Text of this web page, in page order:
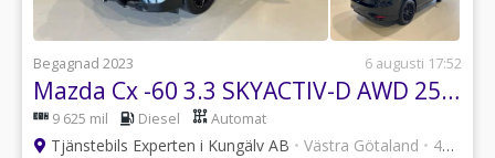
Begagnad 2023 6 augusti 17:52
Mazda Cx -60 3.3 SKYACTIV-D AWD 254hk Homura / Värmare / Drag
9 625 mil Diesel Automat
Tjänstebils Experten i Kungälv AB • Västra Götaland • 47 annonser